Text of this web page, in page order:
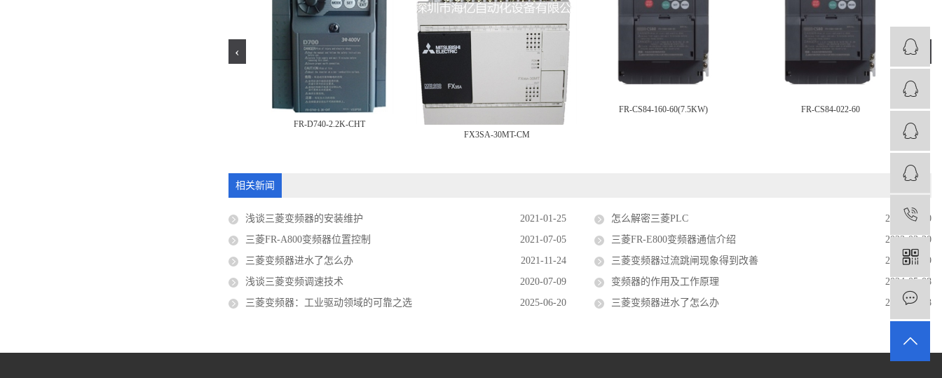
FR-D740-2.2K-CHT
FX3SA-30MT-CM
FR-CS84-160-60(7.5KW) FR-CS84-022-60
‹
相关新闻
浅谈三菱变频器的安装维护 2021-01-25 怎么解密三菱PLC
2020-06-20
三菱FR-A800变频器位置控制
2021-07-05 三菱FR-E800变频器通信介绍
2023-03-30
三菱变频器进水了怎么办
2021-11-24 三菱变频器过流跳闸现象得到改善
2020-06-09
浅谈三菱变频调速技术
2020-07-09 变频器的作用及工作原理
2024-05-08
三菱变频器：工业驱动领域的可靠之选
2025-06-20 三菱变频器进水了怎么办 2021-10-28